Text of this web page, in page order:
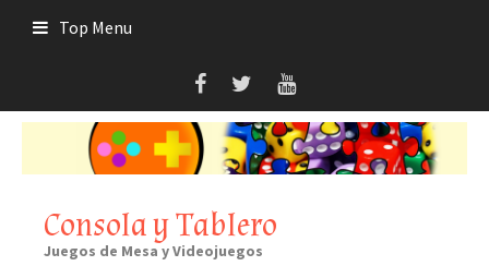
Top Menu
Consola y Tablero
Juegos de Mesa y Videojuegos